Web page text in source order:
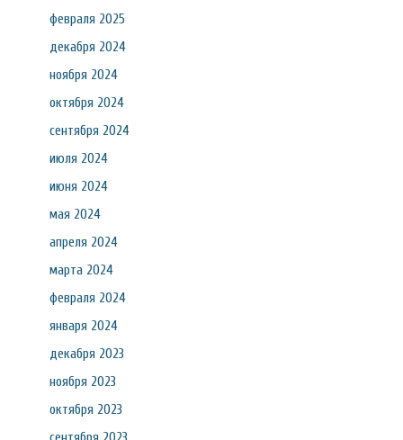
февраля 2025
декабря 2024
ноября 2024
октября 2024
сентября 2024
июля 2024
июня 2024
мая 2024
апреля 2024
марта 2024
февраля 2024
января 2024
декабря 2023
ноября 2023
октября 2023